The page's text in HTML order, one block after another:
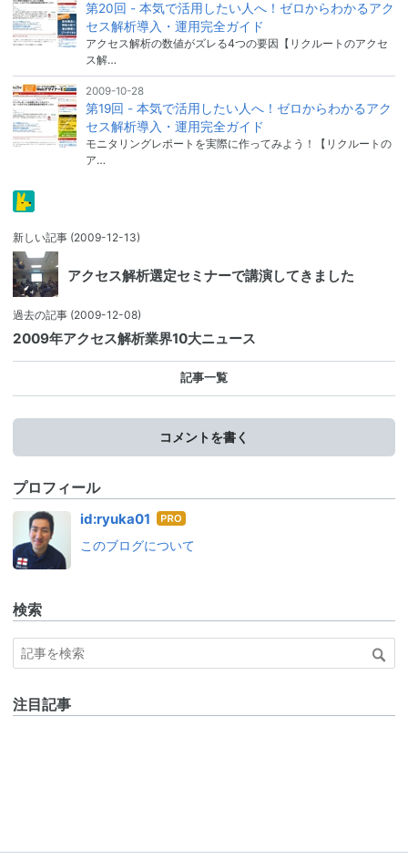
第20回 - 本気で活用したい人へ！ゼロからわかるアク
セス解析導入・運用完全ガイド
アクセス解析の数値がズレる4つの要因【リクルートのアクセ
ス解…
2009-10-28
第19回 - 本気で活用したい人へ！ゼロからわかるアク
セス解析導入・運用完全ガイド
モニタリングレポートを実際に作ってみよう！【リクルートの
ア…
新しい記事 (2009-12-13)
アクセス解析選定セミナーで講演してきました
過去の記事 (2009-12-08)
2009年アクセス解析業界10大ニュース
記事一覧
コメントを書く
プロフィール
id:ryuka01 はて
ログ
このブログについて
検索
注目記事